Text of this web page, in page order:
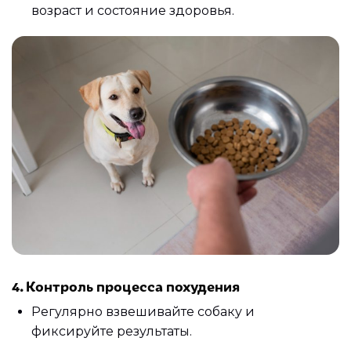
возраст и состояние здоровья.
4. Контроль процесса похудения
Регулярно взвешивайте собаку и
фиксируйте результаты.